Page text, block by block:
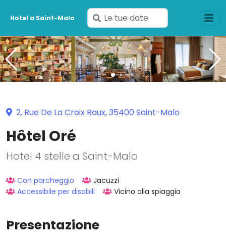
Hotel a Saint-Malo
Inserisci
le
tue
date
2, Rue De La Croix Raux, 35400 Saint-Malo
Hôtel Oré
Hotel 4 stelle a Saint-Malo
Con parcheggio
Jacuzzi
Accessibile per disabili
Vicino alla spiaggia
Presentazione